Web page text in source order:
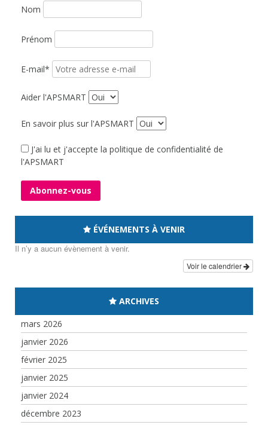
Nom
Prénom
E-mail*
Aider l'APSMART
En savoir plus sur l'APSMART
J'ai lu et j'accepte la politique de confidentialité de
l'APSMART
ÉVÉNEMENTS À VENIR
Il n’y a aucun évènement à venir.
Voir le calendrier
ARCHIVES
mars 2026
janvier 2026
février 2025
janvier 2025
janvier 2024
décembre 2023